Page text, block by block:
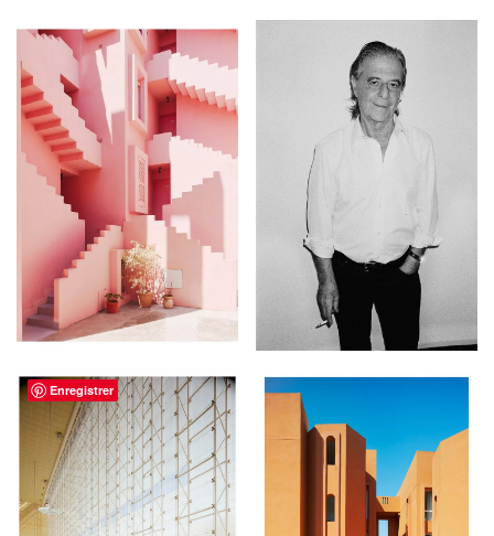
Enregistrer